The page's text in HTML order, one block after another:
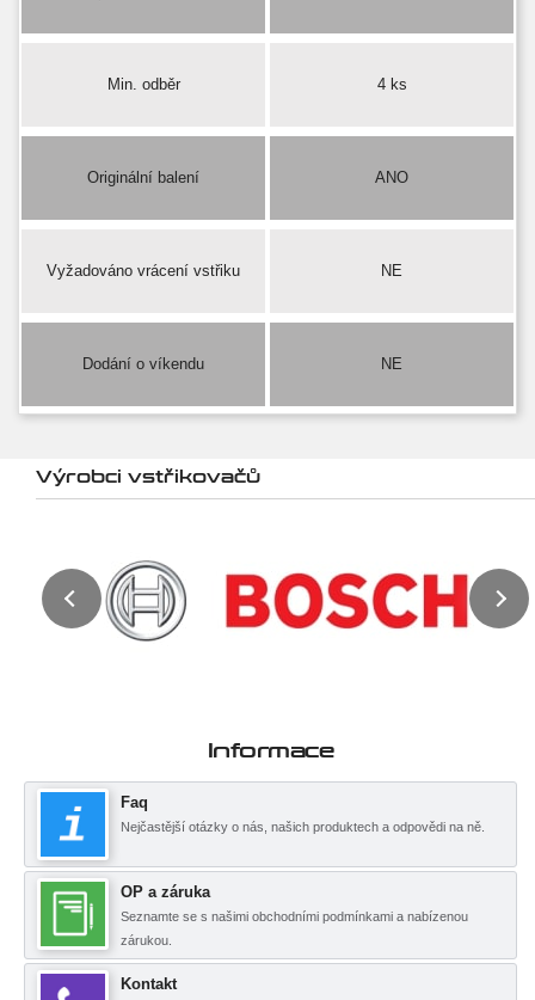
Min. odběr 4 ks
Originální balení ANO
Vyžadováno vrácení vstřiku NE
Dodání o víkendu NE
Výrobci vstřikovačů
Informace
Faq
Nejčastější otázky o nás, našich produktech a odpovědi na ně.
OP a záruka
Seznamte se s našimi obchodními podmínkami a nabízenou
zárukou.
Kontakt